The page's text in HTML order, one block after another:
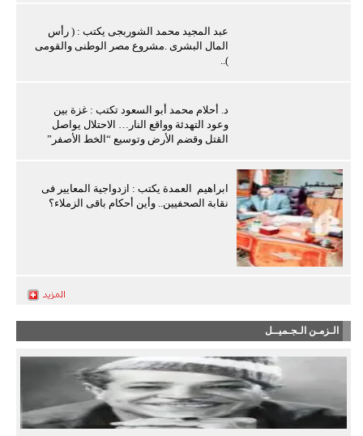
عبد المجيد محمد الشوربجى يكتب : ( رأس
المال البشرى .مشروع مصر الوطنى والقومى
)..
د. أحلام محمد أبو السعود تكتب : غزة بين
وعود التهدئة وواقع النار… الاحتلال يواصل
القتل وقضم الأرض وتوسيع “الخط الأصفر”
ابراهيم العمدة يكتب : ازدواجية المعايير فى
نقابة الصحفيين.. وأين أحكام باقى الزملاء؟
الـزمـن الـجـميــل